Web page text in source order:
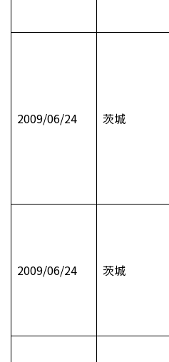
2009/06/24 茨城
2009/06/24 茨城